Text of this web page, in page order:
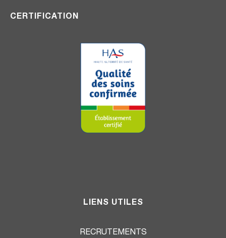
CERTIFICATION
LIENS UTILES
RECRUTEMENTS